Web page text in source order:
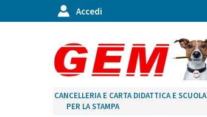
Accedi
CANCELLERIA E CARTA
PER LA STAMPA
DIDATTICA E SCUOLA